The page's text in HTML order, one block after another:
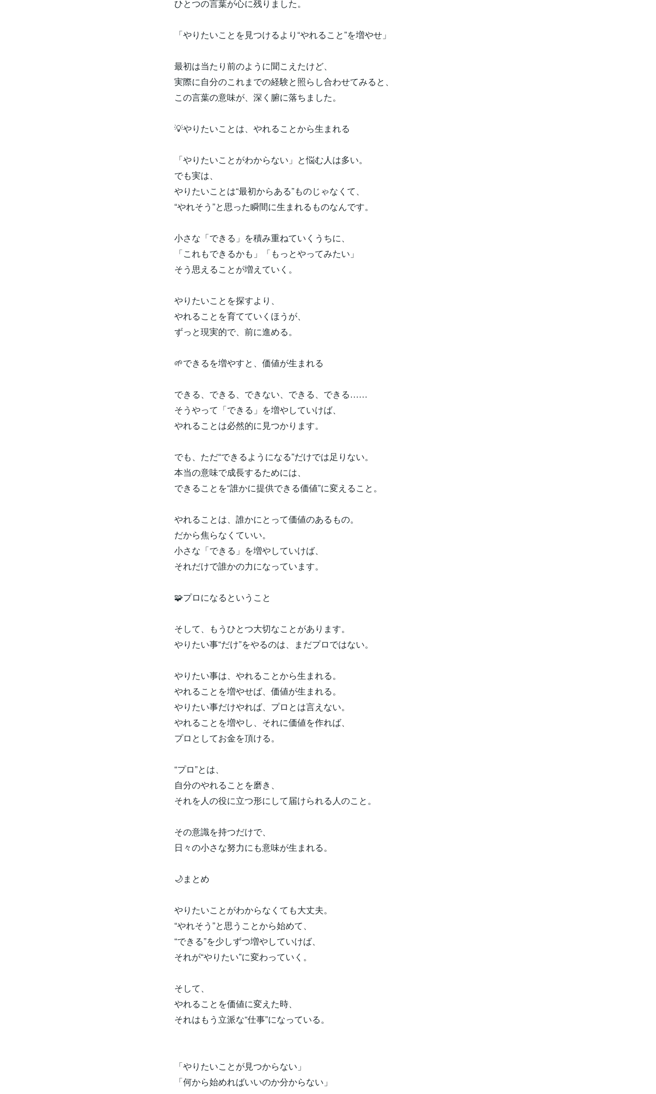
ひとつの言葉が心に残りました。
「やりたいことを見つけるより“やれること”を増やせ」
最初は当たり前のように聞こえたけど、
実際に自分のこれまでの経験と照らし合わせてみると、
この言葉の意味が、深く腑に落ちました。
💡やりたいことは、やれることから生まれる
「やりたいことがわからない」と悩む人は多い。
でも実は、
やりたいことは“最初からある”ものじゃなくて、
“やれそう”と思った瞬間に生まれるものなんです。
小さな「できる」を積み重ねていくうちに、
「これもできるかも」「もっとやってみたい」
そう思えることが増えていく。
やりたいことを探すより、
やれることを育てていくほうが、
ずっと現実的で、前に進める。
🌱できるを増やすと、価値が生まれる
できる、できる、できない、できる、できる……
そうやって「できる」を増やしていけば、
やれることは必然的に見つかります。
でも、ただ“できるようになる”だけでは足りない。
本当の意味で成長するためには、
できることを“誰かに提供できる価値”に変えること。
やれることは、誰かにとって価値のあるもの。
だから焦らなくていい。
小さな「できる」を増やしていけば、
それだけで誰かの力になっています。
🧩プロになるということ
そして、もうひとつ大切なことがあります。
やりたい事“だけ”をやるのは、まだプロではない。
やりたい事は、やれることから生まれる。
やれることを増やせば、価値が生まれる。
やりたい事だけやれば、プロとは言えない。
やれることを増やし、それに価値を作れば、
プロとしてお金を頂ける。
“プロ”とは、
自分のやれることを磨き、
それを人の役に立つ形にして届けられる人のこと。
その意識を持つだけで、
日々の小さな努力にも意味が生まれる。
🌙まとめ
やりたいことがわからなくても大丈夫。
“やれそう”と思うことから始めて、
“できる”を少しずつ増やしていけば、
それが“やりたい”に変わっていく。
そして、
やれることを価値に変えた時、
それはもう立派な“仕事”になっている。
「やりたいことが見つからない」
「何から始めればいいのか分からない」